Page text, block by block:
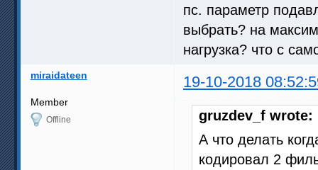
пс. параметр
выбрать? на
нагрузка? что с
miraidateen 19-10-2018
Member
Offline
gruzdev_f wrote:
А что делать
кодировал 2